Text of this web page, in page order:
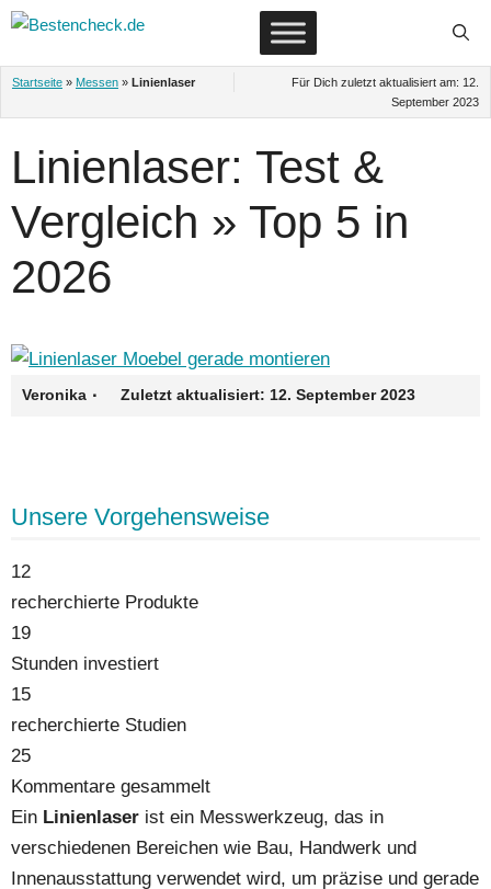
Zum
springen
Startseite » Messen » Linienlaser Für Dich zuletzt aktualisiert am: 12.
September 2023
Linienlaser: Test &
Vergleich » Top 5 in
2026
Veronika · Zuletzt aktualisiert: 12. September 2023
Unsere Vorgehensweise
12
recherchierte Produkte
19
Stunden investiert
15
recherchierte Studien
25
Kommentare gesammelt
Ein Linienlaser ist ein Messwerkzeug, das in
verschiedenen Bereichen wie Bau, Handwerk und
Innenausstattung verwendet wird, um präzise und gerade